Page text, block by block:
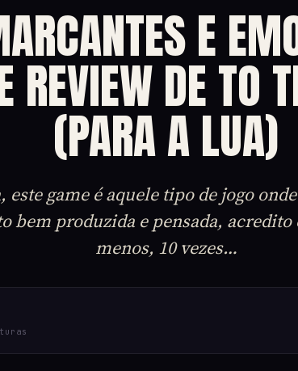
E
REVIEW DE TO
(PARA A LUA)
este game é aquele tipo de jogo
bem produzida e pensada,
menos, 10 vezes…